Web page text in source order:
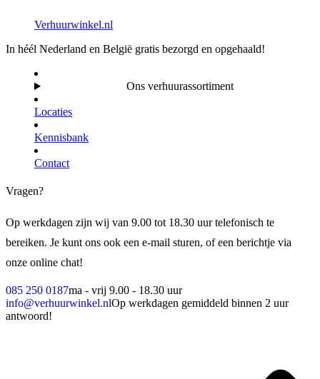
Verhuurwinkel.nl
In héél Nederland en België gratis bezorgd en opgehaald!
Ons verhuurassortiment
Locaties
Kennisbank
Contact
Vragen?
Op werkdagen zijn wij van 9.00 tot 18.30 uur telefonisch te
bereiken. Je kunt ons ook een e-mail sturen, of een berichtje via
onze online chat!
085 250 0187ma - vrij 9.00 - 18.30 uur
info@verhuurwinkel.nlOp werkdagen gemiddeld binnen 2 uur
antwoord!